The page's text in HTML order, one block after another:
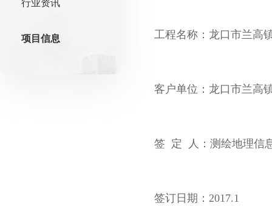
行业资讯
项目信息 工程名称：龙口市兰高
客户单位：龙口市兰高
签 定 人：测绘地理信
签订日期：2017.1